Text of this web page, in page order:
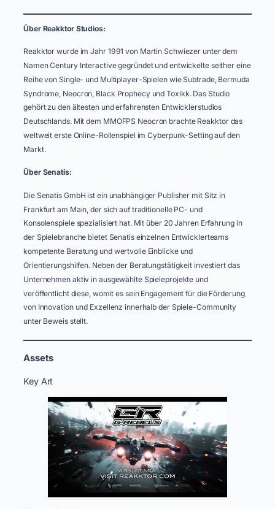
Über Reakktor Studios:
Reakktor wurde im Jahr 1991 von Martin Schwiezer unter dem
Namen Century Interactive gegründet und entwickelte seither eine
Reihe von Single- und Multiplayer-Spielen wie Subtrade, Bermuda
Syndrome, Neocron, Black Prophecy und Toxikk. Das Studio
gehört zu den ältesten und erfahrensten Entwicklerstudios
Deutschlands. Mit dem MMOFPS Neocron brachte Reakktor das
weltweit erste Online-Rollenspiel im Cyberpunk-Setting auf den
Markt.
Über Senatis:
Die Senatis GmbH ist ein unabhängiger Publisher mit Sitz in
Frankfurt am Main, der sich auf traditionelle PC- und
Konsolenspiele spezialisiert hat. Mit über 20 Jahren Erfahrung in
der Spielebranche bietet Senatis einzelnen Entwicklerteams
kompetente Beratung und wertvolle Einblicke und
Orientierungshilfen. Neben der Beratungstätigkeit investiert das
Unternehmen aktiv in ausgewählte Spieleprojekte und
veröffentlicht diese, womit es sein Engagement für die Förderung
von Innovation und Exzellenz innerhalb der Spiele-Community
unter Beweis stellt.
Assets
Key Art